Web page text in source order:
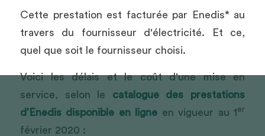
Cette prestation est facturée par Enedis* au
travers du fournisseur d'électricité. Et ce,
quel que soit le fournisseur choisi.
Voici les délais et le coût d'une mise en
service, selon le catalogue des prestations
d’Enedis disponible en ligne en vigueur au 1er
février 2020 :